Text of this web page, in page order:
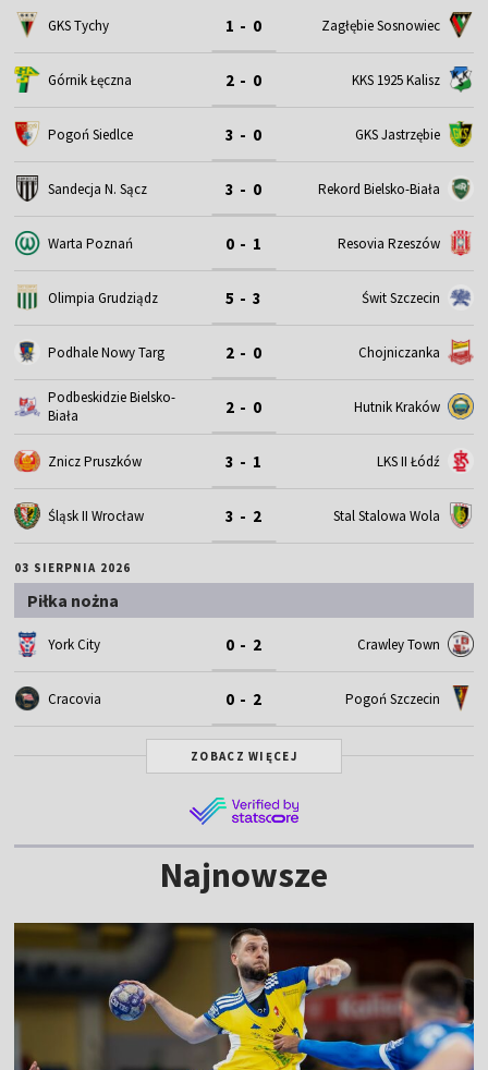
GKS Tychy 1 - 0 Zagłębie Sosnowiec
Górnik Łęczna 2 - 0 KKS 1925 Kalisz
Pogoń Siedlce 3 - 0 GKS Jastrzębie
Sandecja N. Sącz 3 - 0 Rekord Bielsko-Biała
Warta Poznań 0 - 1 Resovia Rzeszów
Olimpia Grudziądz 5 - 3 Świt Szczecin
Podhale Nowy Targ 2 - 0 Chojniczanka
Podbeskidzie Bielsko-
Biała
2 - 0 Hutnik Kraków
Znicz Pruszków 3 - 1 LKS II Łódź
Śląsk II Wrocław 3 - 2 Stal Stalowa Wola
03 SIERPNIA 2026
Piłka nożna
York City 0 - 2 Crawley Town
Cracovia 0 - 2 Pogoń Szczecin
ZOBACZ WIĘCEJ
Najnowsze